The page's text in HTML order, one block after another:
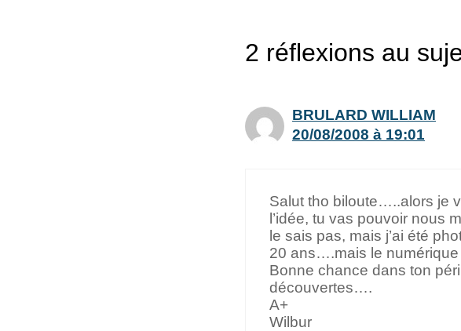
2 réflexions au
BRULARD WILLIAM
20/08/2008 à 19:01
Salut tho biloute…..alors je
l’idée, tu vas pouvoir nous
le sais pas, mais j’ai été
20 ans….mais le
Bonne chance dans ton
découvertes….
A+
Wilbur